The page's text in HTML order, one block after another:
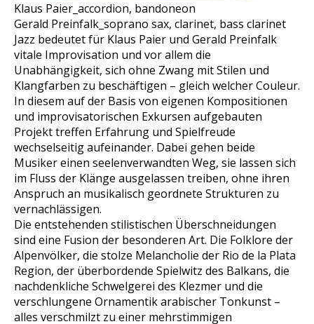
Klaus Paier_accordion, bandoneon
Gerald Preinfalk_soprano sax, clarinet, bass clarinet
Jazz bedeutet für Klaus Paier und Gerald Preinfalk
vitale Improvisation und vor allem die
Unabhängigkeit, sich ohne Zwang mit Stilen und
Klangfarben zu beschäftigen – gleich welcher Couleur.
In diesem auf der Basis von eigenen Kompositionen
und improvisatorischen Exkursen aufgebauten
Projekt treffen Erfahrung und Spielfreude
wechselseitig aufeinander. Dabei gehen beide
Musiker einen seelenverwandten Weg, sie lassen sich
im Fluss der Klänge ausgelassen treiben, ohne ihren
Anspruch an musikalisch geordnete Strukturen zu
vernachlässigen.
Die entstehenden stilistischen Überschneidungen
sind eine Fusion der besonderen Art. Die Folklore der
Alpenvölker, die stolze Melancholie der Rio de la Plata
Region, der überbordende Spielwitz des Balkans, die
nachdenkliche Schwelgerei des Klezmer und die
verschlungene Ornamentik arabischer Tonkunst –
alles verschmilzt zu einer mehrstimmigen